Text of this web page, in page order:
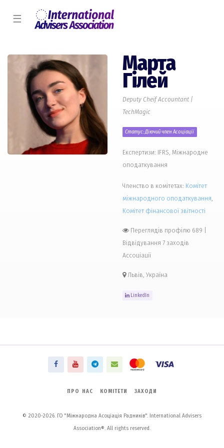
☰
Марта
Гілей
Deputy Cheif Accountant |
TechMagic
Статус: Діючий член Асоціації
Експертизи: IFRS, Міжнародне
оподаткування
Членство в комітетах: Комiтет
міжнародного оподаткування,
Комiтет фінансової звітності
Переглядів профілю 689
Відвідування 7 заходів
Ассоціації
Львів, Україна
LinkedIn
ПРО НАС КОМІТЕТИ ЗАХОДИ
© 2020-2026. ГО "Міжнародна Асоціація Радників". International Advisers
Association®. All rights reserved.